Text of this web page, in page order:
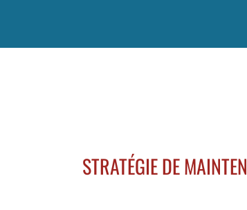
STRATÉGIE DE